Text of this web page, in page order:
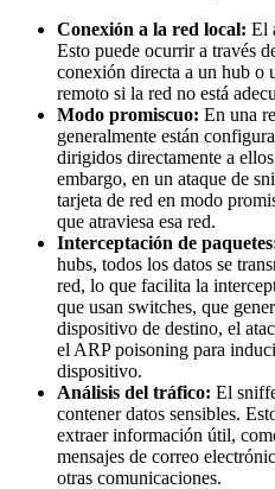
Conexión a la red local: El
Esto puede ocurrir a través
conexión directa a un hub o
remoto si la red no está
Modo promiscuo: En una
generalmente están
dirigidos directamente a
embargo, en un ataque de
tarjeta de red en modo
que atraviesa esa red.
Interceptación de
hubs, todos los datos se
red, lo que facilita la
que usan switches, que
dispositivo de destino, el
el ARP poisoning para
dispositivo.
Análisis del tráfico: El
contener datos sensibles.
extraer información útil,
mensajes de correo
otras comunicaciones.